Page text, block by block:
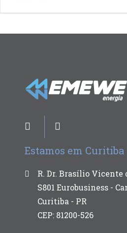
Estamos em Curitiba
R. Dr. Brasílio Vicente
S801 Eurobusiness -
Curitiba - PR
CEP: 81200-526